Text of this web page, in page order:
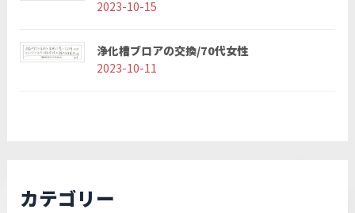
2023-10-15
浄化槽ブロアの交換/70代女性
2023-10-11
カテゴリー